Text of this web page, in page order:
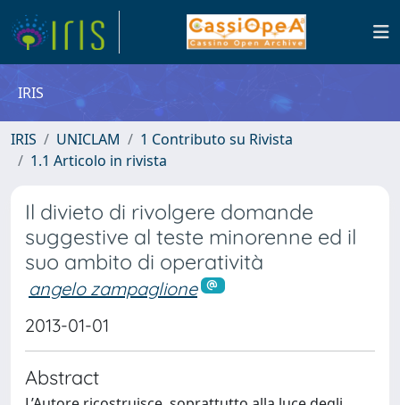
IRIS
IRIS UNICLAM
1 Contributo su Rivista
1.1 Articolo in rivista
Il divieto di rivolgere domande
suggestive al teste minorenne ed il
suo ambito di operatività
angelo zampaglione
2013-01-01
Abstract